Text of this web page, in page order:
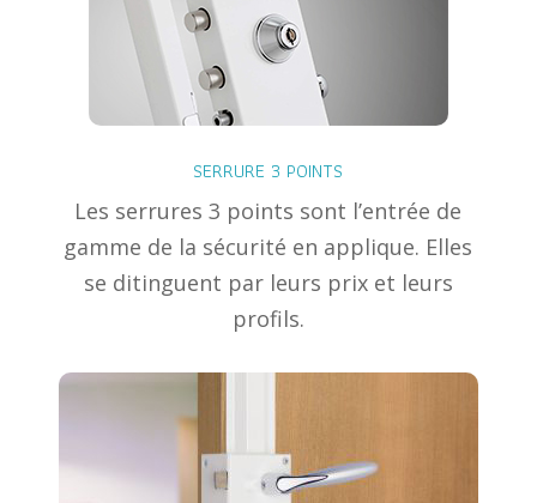
SERRURE 3 POINTS
Les serrures 3 points sont l’entrée de
gamme de la sécurité en applique. Elles
se ditinguent par leurs prix et leurs
profils.